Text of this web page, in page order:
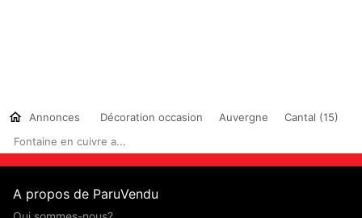
Annonces Décoration occasion Auvergne
Cantal (15)
Fontaine en cuivre a...
A propos de ParuVendu